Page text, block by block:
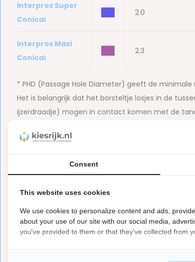
Interprox Super
Conical
2.0
Interprox Maxi
Conical
2.3
* PHD (Passage Hole Diameter) geeft de
Het is belangrijk dat het borsteltje losjes in de
ijzerdraadje) mogen in contact komen met de
aangeduid met PHD. Heb je een 'oude'
behalve bij Interprox Paars. De nieuwe variant is
Je tandarts of mondhygiënist kan je helpen bij
adviseren welke borstel daar het beste bij past.
Kies de juiste maat
Consent
This website uses cookies
We use cookies to personalize content and ads,
about your use of our site with our social media,
you've provided to them or that they've collected from